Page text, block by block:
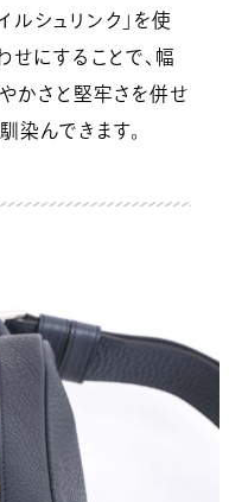
ルシュリンク」を使
にすることで、幅
かさと堅牢さを併せ
染んできます。